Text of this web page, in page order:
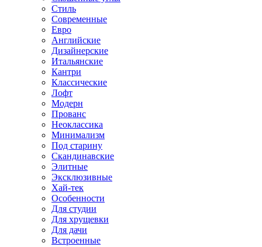
Стиль
Современные
Евро
Английские
Дизайнерские
Итальянские
Кантри
Классические
Лофт
Модерн
Прованс
Неоклассика
Минимализм
Под старину
Скандинавские
Элитные
Эксклюзивные
Хай-тек
Особенности
Для студии
Для хрущевки
Для дачи
Встроенные